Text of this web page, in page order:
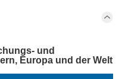
und
Europa und der Welt